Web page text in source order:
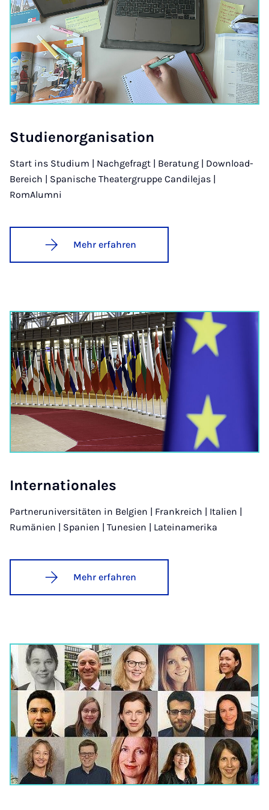
Stu­dien­or­ga­ni­sa­ti­on
Start ins Studium | Nachgefragt | Beratung | Download-
Bereich | Spanische Theatergruppe Candilejas |
RomAlumni
Mehr erfahren
In­ter­na­ti­o­na­les
Partneruniversitäten in Belgien | Frankreich | Italien |
Rumänien | Spanien | Tunesien | Lateinamerika
Mehr erfahren